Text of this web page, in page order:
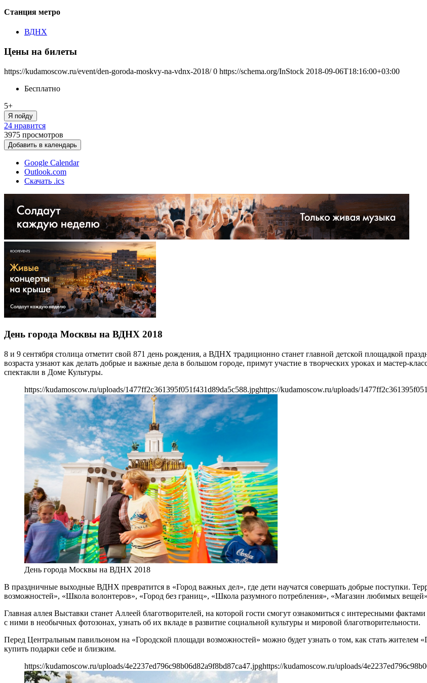
Станция метро
ВДНХ
Цены на билеты
https://kudamoscow.ru/event/den-goroda-moskvy-na-vdnx-2018/ 0 https://schema.org/InStock 2018-09-06T18:16:00+03:00
Бесплатно
5+
Я пойду
24 нравится
3975 просмотров
Добавить в календарь
Google Calendar
Outlook.com
Скачать .ics
День города Москвы на ВДНХ 2018
8 и 9 сентября столица отметит свой 871 день рождения, а ВДНХ традиционно станет главной детской площадкой
возраста узнают как делать добрые и важные дела в большом городе, примут участие в творческих уроках и мастер-
спектакли в Доме Культуры.
https://kudamoscow.ru/uploads/1477ff2c361395f051f431d89da5c588.jpghttps://kudamoscow.ru/uploads/
День города Москвы на ВДНХ 2018
В праздничные выходные ВДНХ превратится в «Город важных дел», где дети научатся совершать добрые поступки.
возможностей», «Школа волонтеров», «Город без границ», «Школа разумного потребления», «Магазин любимых
Главная аллея Выставки станет Аллеей благотворителей, на которой гости смогут ознакомиться с интересными
с ними в необычных фотозонах, узнать об их вкладе в развитие социальной культуры и мировой благотворительности.
Перед Центральным павильоном на «Городской площади возможностей» можно будет узнать о том, как стать жителем
купить подарки себе и близким.
https://kudamoscow.ru/uploads/4e2237ed796c98b06d82a9f8bd87ca47.jpghttps://kudamoscow.ru/uploads/